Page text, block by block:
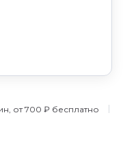
от 700 ₽ бесплатно